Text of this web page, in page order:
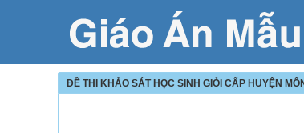
ĐỀ THI KHẢO SÁT HỌC SINH GIỎI CẤP HUYỆN